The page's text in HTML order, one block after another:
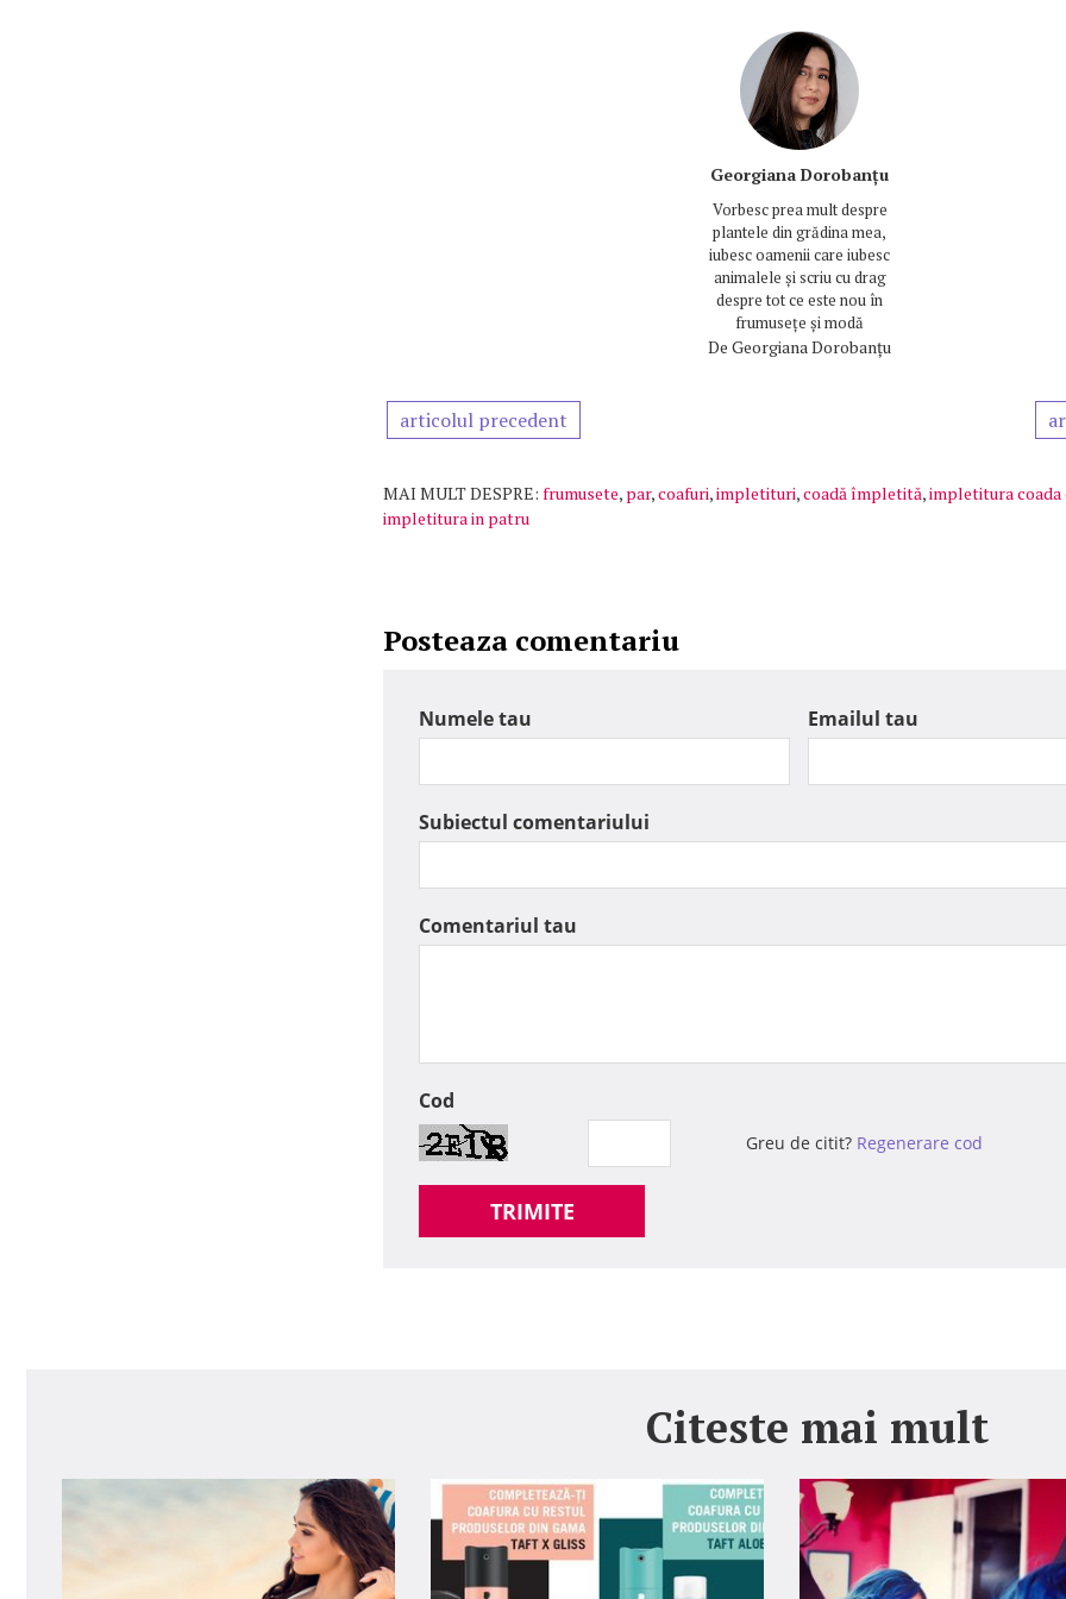
Georgiana Dorobanțu
Vorbesc prea mult despre
plantele din grădina mea,
iubesc oamenii care iubesc
animalele și scriu cu drag
despre tot ce este nou în
frumusețe și modă
De Georgiana Dorobanțu
articolul precedent
MAI MULT DESPRE: frumusete, par,coafuri,impletituri,coadă împletită,impletitura coada
impletitura in patru
Posteaza comentariu
Numele tau Emailul tau
Subiectul comentariului
Comentariul tau
Cod
Greu de citit? Regenerare cod
TRIMITE
Citeste mai mult